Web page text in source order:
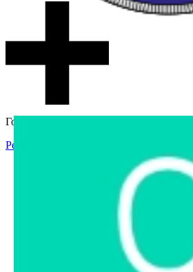
Гостевой доступ
Регистрация
Интернет-магазин
Интернет-витрина